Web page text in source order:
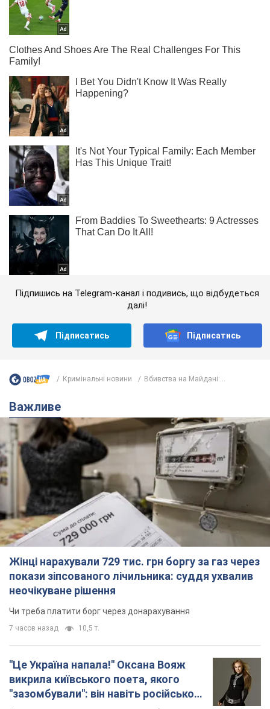
Підпишись на Telegram-канал і подивись, що відбудеться
далі!
Підписатись Підписатись
Кримінальні новини Вбивства на Майдані:...
Важливе
Жінці нарахували 729 тис. грн боргу за газ через
покази зіпсованого лічильника: суддя ухвалив
неочікуване рішення
Чи треба платити борг через донарахування
7 часов назад 10,5 т.
"Це Україна напала!" Оксана Вояж
викрила київського поета, якого
"зазомбували": він навіть російської